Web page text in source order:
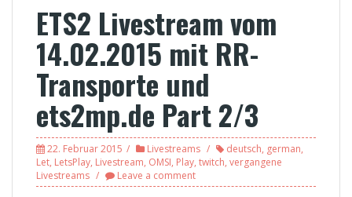
ETS2 Livestream vom
14.02.2015 mit RR-
Transporte und
ets2mp.de Part 2/3
22. Februar 2015 Livestreams deutsch, german,
Let, LetsPlay, Livestream, OMSI, Play, twitch, vergangene
Livestreams
Leave a comment